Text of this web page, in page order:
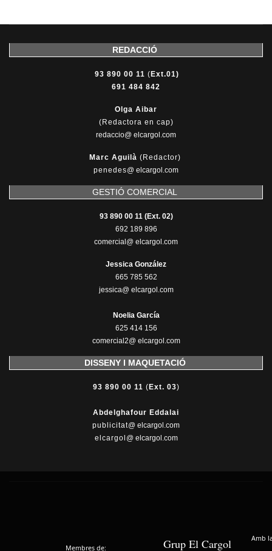
REDACCIÓ
93 890 00 11 ( Ext.01)
691 484 842
Olga Aibar
(Redactora en cap)
redaccio@ elcargol.com
Marc Aguilà (Redactor)
penedes@ elcargol.com
GESTIÓ COMERCIAL
93 890 00 11 (Ext. 02)
692 189 896
comercial@ elcargol.com
Jessica González
665 785 562
jessica@ elcargol.com
Noelia García
625 414 156
comercial2@ elcargol.com
DISSENY I MAQUETACIÓ
93 890 00 11 ( Ext. 03)
Abdelghafour Eddalai
publicitat@ elcargol.com
elcargol @ elcargol.com
Membres de: Grup El Cargol Amb